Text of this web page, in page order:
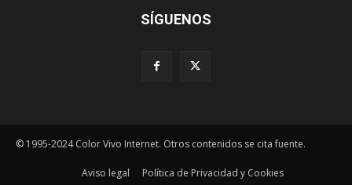
SÍGUENOS
© 1995-2024 Color Vivo Internet. Otros contenidos se cita fuente.
Aviso legal Política de Privacidad y Cookies